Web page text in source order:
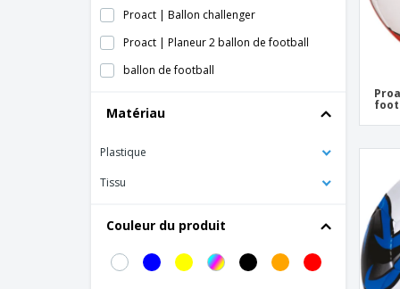
Proact | Ballon challenger
Proact | Planeur 2 ballon de football
ballon de football
Matériau
Plastique
Tissu
Couleur du produit